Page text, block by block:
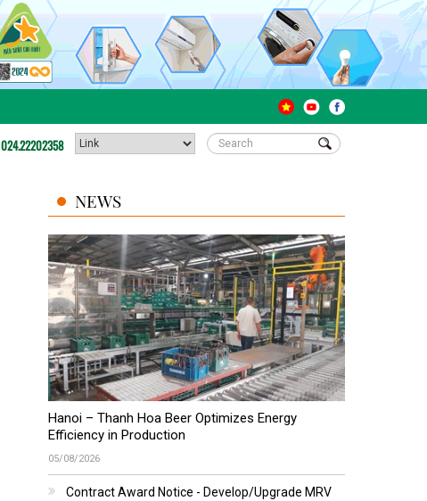
024.22202358
NEWS
Hanoi – Thanh Hoa Beer Optimizes Energy
Efficiency in Production
05/08/2026
Contract Award Notice - Develop/Upgrade MRV